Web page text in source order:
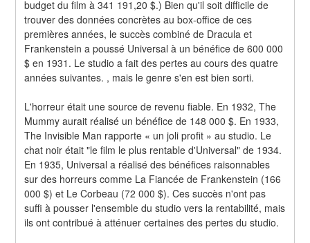
budget du film à 341 191,20 $.) Bien qu'il soit difficile de
trouver des données concrètes au box-office de ces
premières années, le succès combiné de Dracula et
Frankenstein a poussé Universal à un bénéfice de 600 000
$ en 1931. Le studio a fait des pertes au cours des quatre
années suivantes. , mais le genre s'en est bien sorti.
L'horreur était une source de revenu fiable. En 1932, The
Mummy aurait réalisé un bénéfice de 148 000 $. En 1933,
The Invisible Man rapporte « un joli profit » au studio. Le
chat noir était "le film le plus rentable d'Universal" de 1934.
En 1935, Universal a réalisé des bénéfices raisonnables
sur des horreurs comme La Fiancée de Frankenstein (166
000 $) et Le Corbeau (72 000 $). Ces succès n'ont pas
suffi à pousser l'ensemble du studio vers la rentabilité, mais
ils ont contribué à atténuer certaines des pertes du studio.